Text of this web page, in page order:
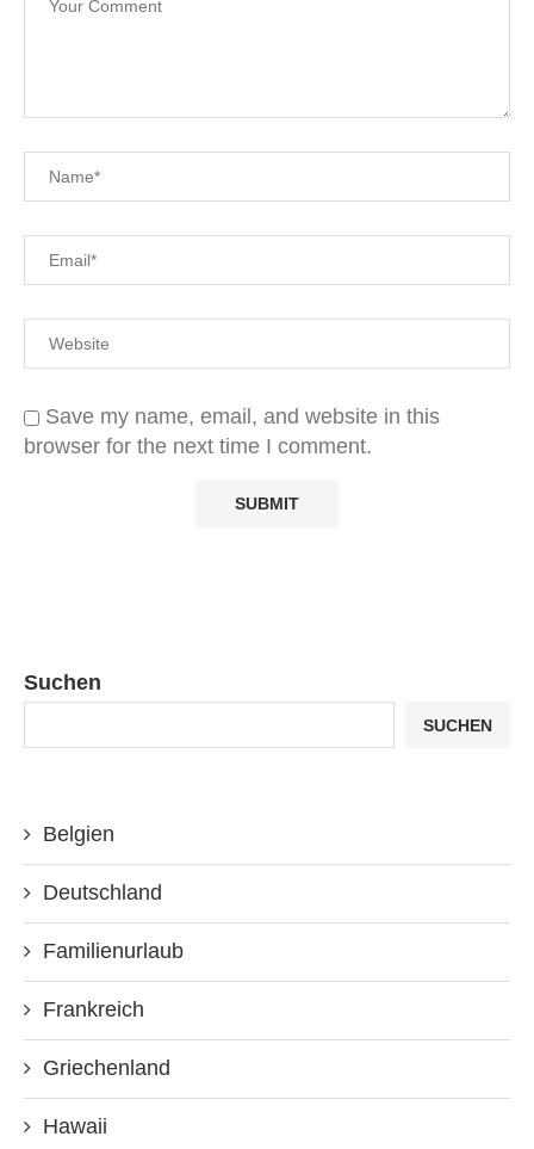
Save my name, email, and website in this
browser for the next time I comment.
Suchen
SUCHEN
Belgien
Deutschland
Familienurlaub
Frankreich
Griechenland
Hawaii